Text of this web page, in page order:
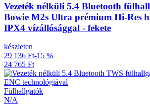
Vezeték nélküli 5.4 Bluetooth
Bowie M2s Ultra prémium Hi-Res
IPX4 vízállósággal - fekete
készleten
29 136 Ft-15 %
24 765 Ft
Fülhallgatók
N/A